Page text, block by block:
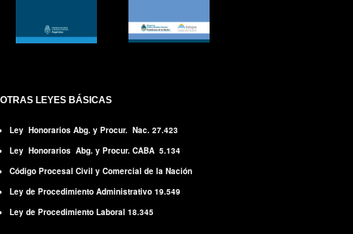
OTRAS LEYES BÁSICAS
Ley Honorarios Abg. y Procur. Nac. 27.423
Ley Honorarios Abg. y Procur. CABA 5.134
Código Procesal Civil y Comercial de la Nación
Ley de Procedimiento Administrativo 19.549
Ley de Procedimiento Laboral 18.345